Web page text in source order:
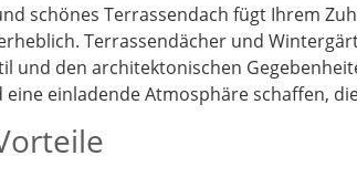
schönes Terrassendach fügt Ihrem
Terrassendächer und
und den architektonischen
eine einladende Atmosphäre schaffen,